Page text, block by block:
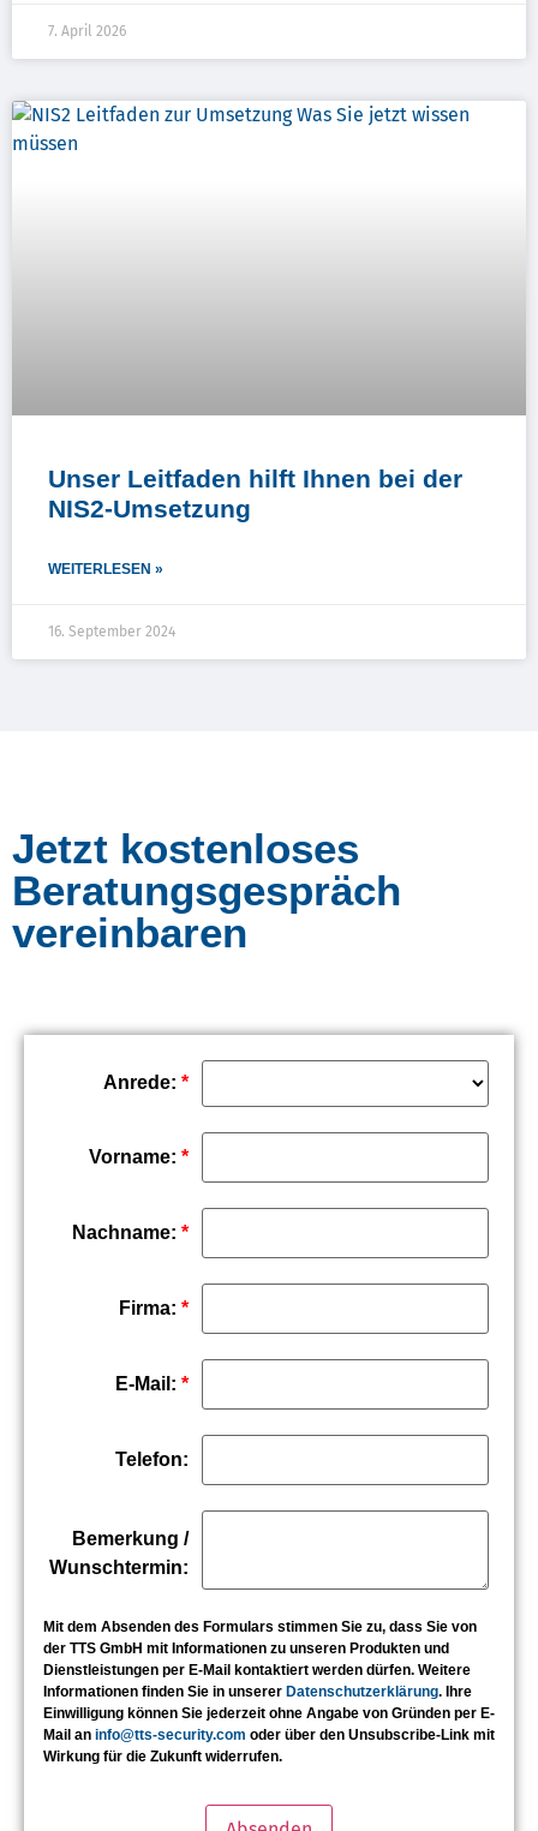
7. April 2026
Unser Leitfaden hilft Ihnen bei der
NIS2-Umsetzung
WEITERLESEN »
16. September 2024
Jetzt kostenloses
Beratungsgespräch
vereinbaren
Anrede: *
Vorname: *
Nachname: *
Firma: *
E-Mail: *
Telefon:
Bemerkung /
Wunschtermin:
Mit dem Absenden des Formulars stimmen Sie zu, dass Sie von
der TTS GmbH mit Informationen zu unseren Produkten und
Dienstleistungen per E-Mail kontaktiert werden dürfen. Weitere
Informationen finden Sie in unserer Datenschutzerklärung. Ihre
Einwilligung können Sie jederzeit ohne Angabe von Gründen per E-
Mail an info@tts-security.com oder über den Unsubscribe-Link mit
Wirkung für die Zukunft widerrufen.